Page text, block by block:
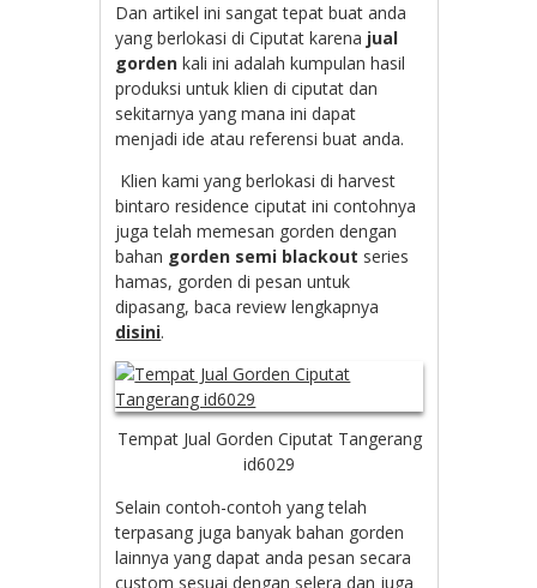
Dan artikel ini sangat tepat buat anda
yang berlokasi di Ciputat karena jual
gorden kali ini adalah kumpulan hasil
produksi untuk klien di ciputat dan
sekitarnya yang mana ini dapat
menjadi ide atau referensi buat anda.
Klien kami yang berlokasi di harvest
bintaro residence ciputat ini contohnya
juga telah memesan gorden dengan
bahan gorden semi blackout series
hamas, gorden di pesan untuk
dipasang, baca review lengkapnya
disini.
Tempat Jual Gorden Ciputat Tangerang
id6029
Selain contoh-contoh yang telah
terpasang juga banyak bahan gorden
lainnya yang dapat anda pesan secara
custom sesuai dengan selera dan juga